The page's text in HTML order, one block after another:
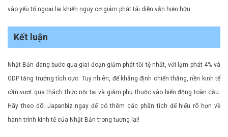
vào yếu tố ngoại lai khiến nguy cơ giảm phát tái diễn vẫn hiện hữu.
Kết luận
Nhật Bản đang bước qua giai đoạn giảm phát tồi tệ nhất, với lạm phát 4% và
GDP tăng trưởng tích cực. Tuy nhiên, để khẳng định chiến thắng, nền kinh tế
cần vượt qua thách thức nội tại và giảm phụ thuộc vào biến động toàn cầu.
Hãy theo dõi Japanbiz ngay để có thêm các phân tích để hiểu rõ hơn về
hành trình kinh tế của Nhật Bản trong tương lai!